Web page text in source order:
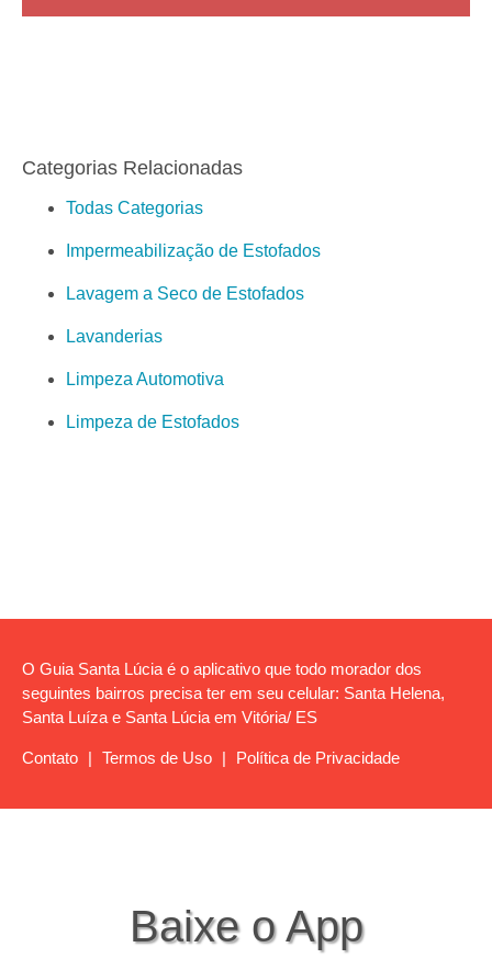
Categorias Relacionadas
Todas Categorias
Impermeabilização de Estofados
Lavagem a Seco de Estofados
Lavanderias
Limpeza Automotiva
Limpeza de Estofados
O Guia Santa Lúcia é o aplicativo que todo morador dos
seguintes bairros precisa ter em seu celular: Santa Helena,
Santa Luíza e Santa Lúcia em Vitória/ ES
Contato | Termos de Uso | Política de Privacidade
Baixe o App